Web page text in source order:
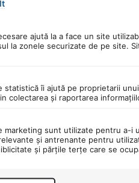
MT, Elixir etc
de a fi puse la vanzare.
ajută la a face un site
la zonele securizate de pe site.
statistică îi ajută pe proprietarii
colectarea şi raportarea
marketing sunt utilizate pentru a-i
şi antrenante pentru
şi părţile terţe care se